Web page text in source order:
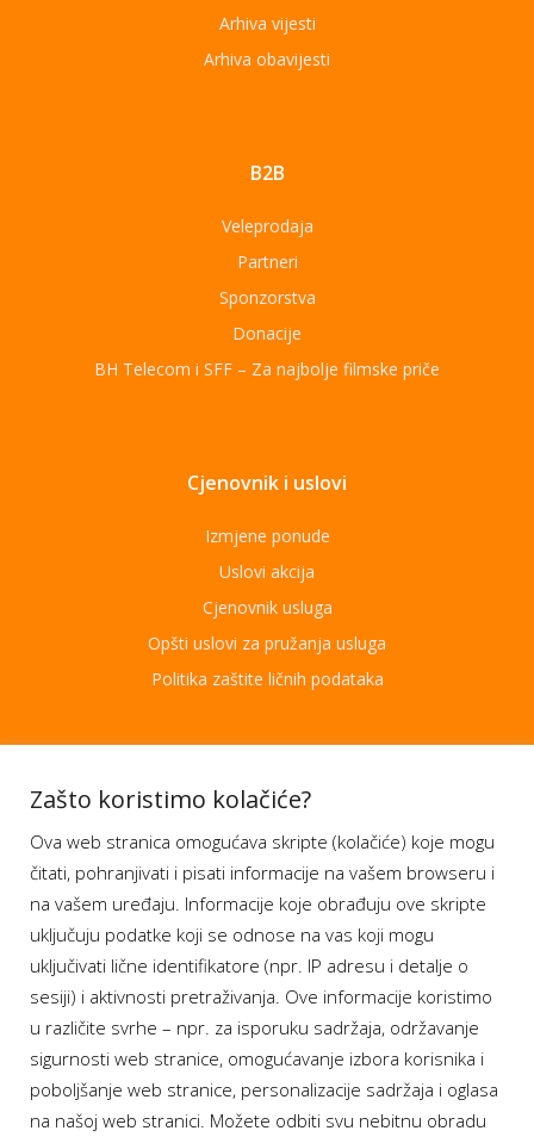
Arhiva vijesti
Arhiva obavijesti
B2B
Veleprodaja
Partneri
Sponzorstva
Donacije
BH Telecom i SFF – Za najbolje filmske priče
Cjenovnik i uslovi
Izmjene ponude
Uslovi akcija
Cjenovnik usluga
Opšti uslovi za pružanja usluga
Politika zaštite ličnih podataka
Aplikacije
Moj BH Telecom
Dostupnost usluga
Moja webTV
Aukcije BH Telecom
Program lojalnosti
Bonus plus
Zašto koristimo kolačiće?
Ova web stranica omogućava skripte (kolačiće) koje mogu
čitati, pohranjivati i pisati informacije na vašem browseru i
na vašem uređaju. Informacije koje obrađuju ove skripte
uključuju podatke koji se odnose na vas koji mogu
uključivati lične identifikatore (npr. IP adresu i detalje o
sesiji) i aktivnosti pretraživanja. Ove informacije koristimo
u različite svrhe – npr. za isporuku sadržaja, održavanje
sigurnosti web stranice, omogućavanje izbora korisnika i
poboljšanje web stranice, personalizacije sadržaja i oglasa
na našoj web stranici. Možete odbiti svu nebitnu obradu